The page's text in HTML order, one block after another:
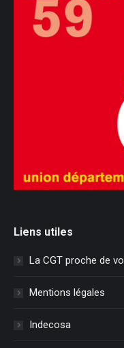
Liens utiles
La CGT proche de
Mentions légales
Indecosa